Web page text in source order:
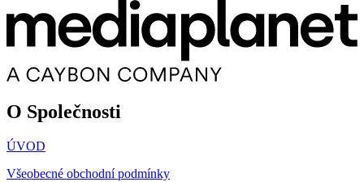
O Společnosti
ÚVOD
Všeobecné obchodní podmínky